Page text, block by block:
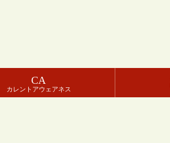
CA
カレントアウェアネス